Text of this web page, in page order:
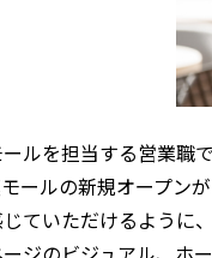
ルを担当する営業職
ールの新規オープン
ていただけるよう